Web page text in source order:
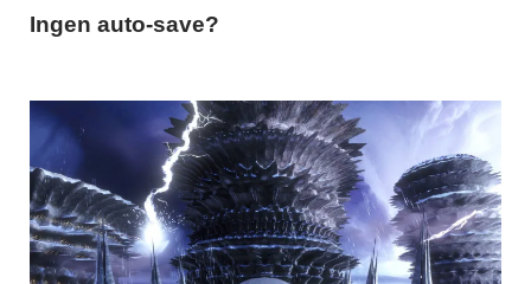
Ingen auto-save?